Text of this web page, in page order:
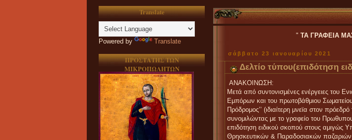
Translate
Powered by Translate
ΠΡΟΣΤΑΤΗΣ ΤΩΝ
ΜΙΚΡΟΠΩΛΗΤΩΝ
ΤΑ ΓΡΑΦΕΙΑ ΜΑΣ
σάββατο 23 ιανουαρίου 2021
Δελτίο τύπου(επιδότηση
ΑΝΑΚΟΙΝΩΣΗ:
Μετά από συντονισμένες ενέργειες του
Εμπόρων και του πρωτοβάθμιου
Πρόδρομος’’ (ιδιαίτερη μνεϊα στον
συνομιλώντας με το γραφείο του
επιδότηση ειδικού σκοπού στους αμιγώς
Θρησκευτικών & Παραδοσιακών παζαριών